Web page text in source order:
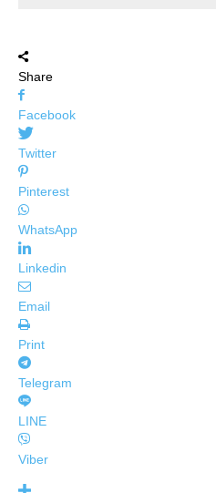
Share
Facebook
Twitter
Pinterest
WhatsApp
Linkedin
Email
Print
Telegram
LINE
Viber